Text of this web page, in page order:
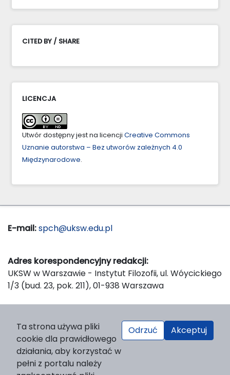
CITED BY / SHARE
LICENCJA
Utwór dostępny jest na licencji Creative Commons
Uznanie autorstwa – Bez utworów zależnych 4.0
Międzynarodowe.
E-mail:spch@uksw.edu.pl
Adres korespondencyjny redakcji:
UKSW w Warszawie - Instytut Filozofii, ul. Wóycickiego
1/3 (bud. 23, pok. 211), 01-938 Warszawa
Wydawnictwo Naukowe UKSW, ul. Dewajtis 5, domek
nr 2, 01-815 Warszawa
Strona WWW Wydawnictwa
e-mail: wydawnictwo@uksw.edu.pl
Ta strona używa pliki
cookie dla prawidłowego
działania, aby korzystać w
pełni z portalu należy
Odrzuć Akceptuj